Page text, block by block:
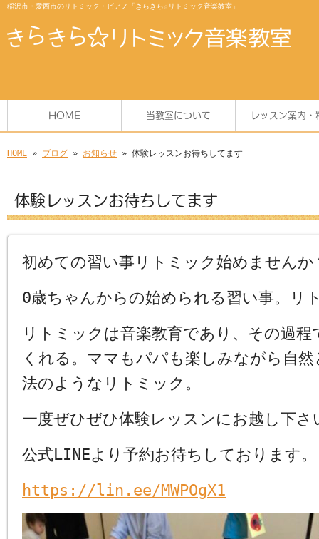
稲沢市・愛西市のリトミック・ピアノ「きらきら☆リトミック音楽教室」
HOME 当教室について レッスン案内・
HOME » ブログ » お知らせ » 体験レッスンお待ちしてます
体験レッスンお待ちしてます
初めての習い事リトミック始めませんか
0歳ちゃんからの始められる習い事。リ
リトミックは音楽教育であり、その過
くれる。ママもパパも楽しみながら自
法のようなリトミック。
一度ぜひぜひ体験レッスンにお越し下さ
公式LINEより予約お待ちしております。
https://lin.ee/MWPOgX1